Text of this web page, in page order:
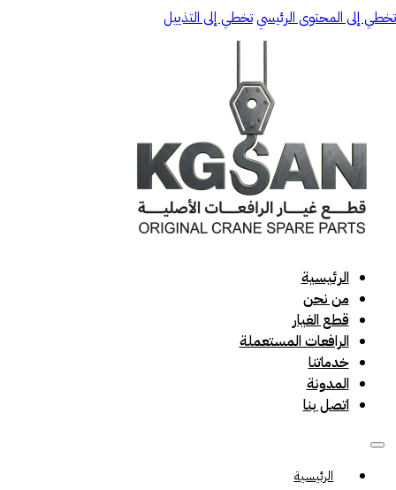
تخطي إلى المحتوى الرئيسيتخطي إلى التذييل
الرئيسية
من نحن
قطع الغيار
الرافعات المستعملة
خدماتنا
المدونة
اتصل بنا
الرئيسية